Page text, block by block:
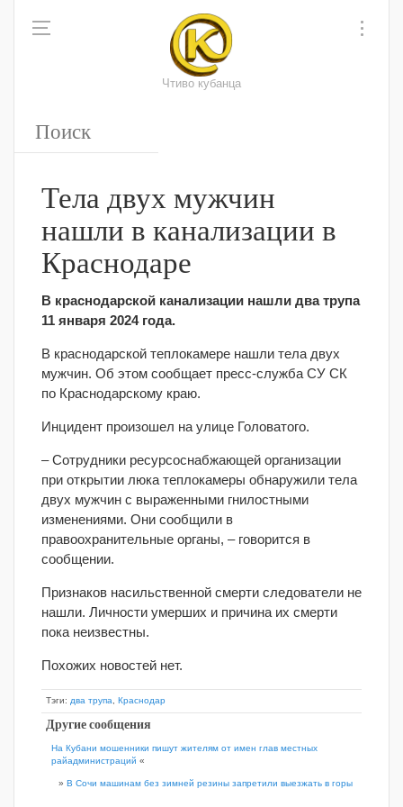
Чтиво кубанца
Тела двух мужчин
нашли в канализации в
Краснодаре
В краснодарской канализации нашли два трупа
11 января 2024 года.
В краснодарской теплокамере нашли тела двух
мужчин. Об этом сообщает пресс-служба СУ СК
по Краснодарскому краю.
Инцидент произошел на улице Головатого.
– Сотрудники ресурсоснабжающей организации
при открытии люка теплокамеры обнаружили тела
двух мужчин с выраженными гнилостными
изменениями. Они сообщили в
правоохранительные органы, – говорится в
сообщении.
Признаков насильственной смерти следователи не
нашли. Личности умерших и причина их смерти
пока неизвестны.
Похожих новостей нет.
Тэги: два трупа Краснодар
Другие сообщения
На Кубани мошенники пишут жителям от имен глав местных
райадминистраций «
» В Сочи машинам без зимней резины запретили выезжать в горы